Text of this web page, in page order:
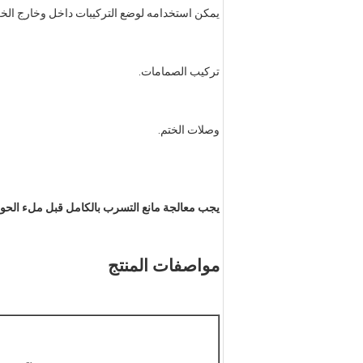
يمكن استخدامه لوضع التركيبات داخل وخارج
تركيب الصمامات.
وصلات الختم.
يجب معالجة مانع التسرب بالكامل قبل ملء
مواصفات المنتج